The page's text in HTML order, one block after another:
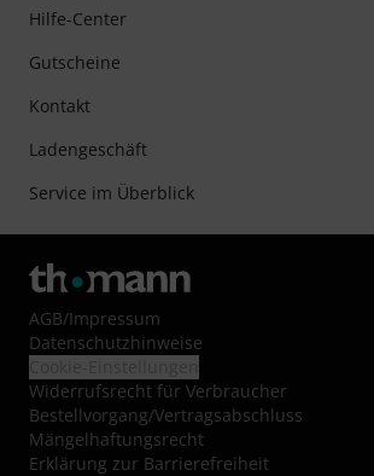
Hilfe-Center
Gutscheine
Kontakt
Ladengeschäft
Service im Überblick
AGB/Impressum
Datenschutzhinweise
Widerrufsrecht für Verbraucher
Bestellvorgang/Vertragsabschluss
Mängelhaftungsrecht
Erklärung zur Barrierefreiheit